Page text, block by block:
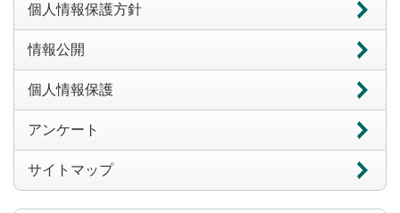
個人情報保護方針
情報公開
個人情報保護
アンケート
サイトマップ